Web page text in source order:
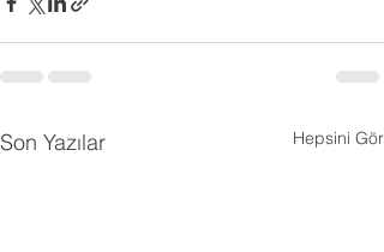
Son Yazılar Hepsini Gör